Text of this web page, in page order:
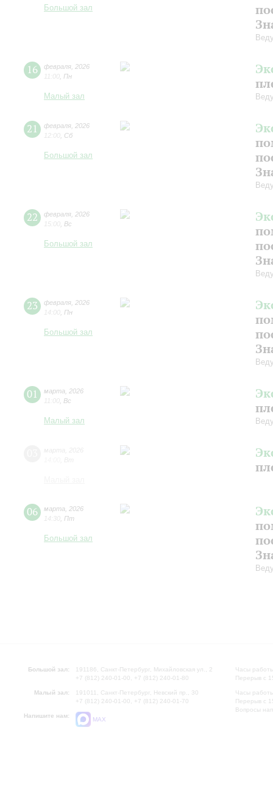
Большой зал
16 февраля 2026
11:00 Пн
Малый зал
21 февраля 2026
12:00 Сб
Большой зал
22 февраля 2026
15:00 Вс
Большой зал
23 февраля 2026
14:00 Пн
Большой зал
01 марта
2026
11:00 Вс
Малый зал
06 марта
2026
14:30 Пт
Большой зал
Большой зал:
191186, Санкт-Петербург, Михайловская ул., 2
+7 (812) 240-01-00, +7 (812) 240-01-80
Малый зал:
191011, Санкт-Петербург, Невский пр., 30
+7 (812) 240-01-00, +7 (812) 240-01-70
Напишите нам:
MAX
Часы
Перерыв с
Часы
Перерыв с
Вопросы